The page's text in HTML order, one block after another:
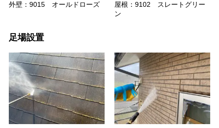
外壁：9015 オールドローズ
屋根：9102 スレートグリー
ン
足場設置